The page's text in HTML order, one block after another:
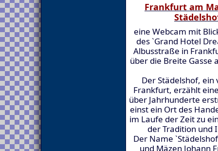
Frankfurt am
eine Webcam mit
des `Grand Hotel
Albusstraße in
über die Breite Gasse
Der Städelshof, ein
Frankfurt, erzählt
über Jahrhunderte
einst ein Ort des
im Laufe der Zeit zu
der Tradition und
Der Name
und Mäzen Johann